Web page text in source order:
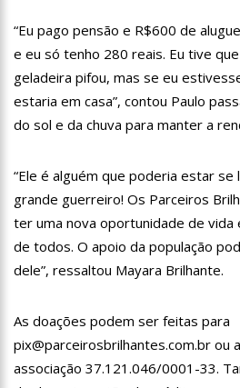
15:24 Wilson Lima concede a 6.705
em 11 Unidades de
20:34 Capacitação para Conselheiros
inicio programado para
17:01
Veja agora a programação
dos Pais na cidade
Prime Serviços É
18:55 Violinista Victor Camilo
suas belas
19:03 Deputado Péricles Faz
Pandemia, Na
14:31
Começa na próxima semana
população.
11:41 Morre Otávio Raman Neves,
afiliada do SBT em Manaus, de
familiares e amigos que
17:35 Omar Aziz anuncia, CPI da
“Eu pago pensão e R$600 de
e eu só tenho 280 reais. Eu tive
geladeira pifou, mas se eu
estaria em casa”, contou Paulo
do sol e da chuva para manter a
“Ele é alguém que poderia estar se
grande guerreiro! Os Parceiros
ter uma nova oportunidade de vida
de todos. O apoio da população
dele”, ressaltou Mayara Brilhante.
As doações podem ser feitas para
pix@parceirosbrilhantes.com.br ou
associação 37.121.046/0001-33.